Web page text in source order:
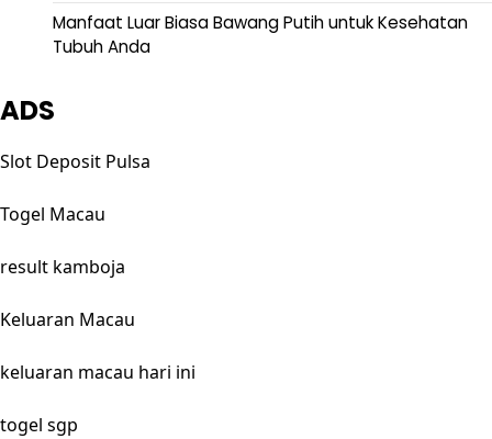
Manfaat Luar Biasa Bawang Putih untuk Kesehatan
Tubuh Anda
ADS
Slot Deposit Pulsa
Togel Macau
result kamboja
Keluaran Macau
keluaran macau hari ini
togel sgp